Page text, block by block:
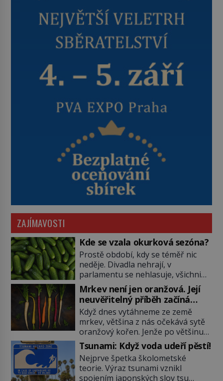
ZAJÍMAVOSTI
Kde se vzala okurková sezóna?
Prostě období, kdy se téměř nic
neděje. Divadla nehrají, v
parlamentu se nehlasuje, všichni
jsou na dovolené a média tak
nemají o čem mluvit a psát. A
vymýšlejí si proto témata, které
nikoho nezajímají. Proč je však ona
letní doba spojovaná zrovna s
okurkami? Okurkovou sezónu
známe už od poloviny 19. století,
ovšem jako Češi […]
Mrkev není jen oranžová. Její
neuvěřitelný příběh začíná
fialovou barvou
Když dnes vytáhneme ze země
mrkev, většina z nás očekává sytě
oranžový kořen. Jenže po většinu
své historie je mrkev všechno
možné, jen ne oranžová. Je fialová,
žlutá, bílá, někdy dokonce téměř
černá. Až díky stovkám let
Tsunami: Když voda udeří pěstí!
Nejprve špetka školometské
teorie. Výraz tsunami vznikl
spojením japonských slov tsu